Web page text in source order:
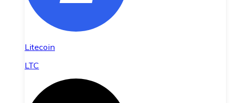
Litecoin
LTC